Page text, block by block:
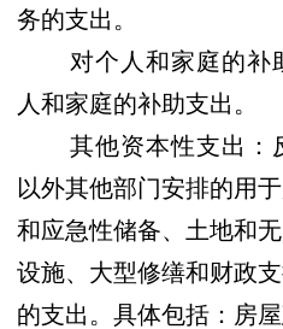
务的支出。
对个人和家庭的补
人和家庭的补助支出。
其他资本性支出：
以外其他部门安排的用
和应急性储备、土地和
设施、大型修缮和财政
的支出。具体包括：房